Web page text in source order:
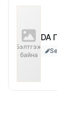
Бэлтгэж
байна
DA